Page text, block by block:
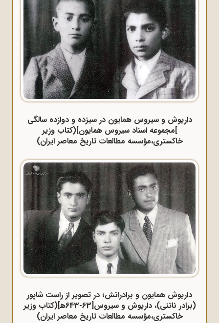
داریوش و سیروس همایون در سیزده و دوازده سالگی
]مجموعه اسناد سیروس همایون](کتاب وزیر
خاکستری،مؤسسه مطالعات تاریخ معاصر ایران)
داریوش همایون و برادرانش؛ در تصویر از راست شاپور
(برادر ناتنی)، داریوش و سیروس[63-643ه‍](کتاب وزیر
خاکستری،مؤسسه مطالعات تاریخ معاصر ایران)